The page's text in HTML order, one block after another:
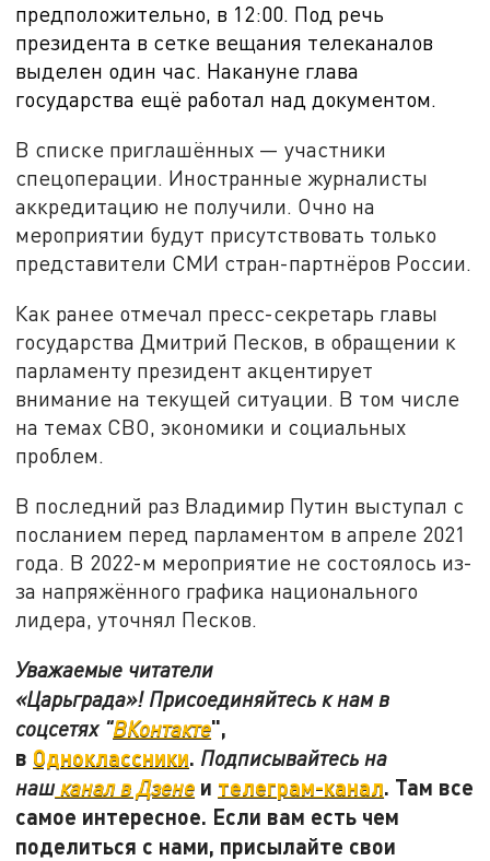
предположительно, в 12:00. Под речь
президента в сетке вещания телеканалов
выделен один час. Накануне глава
государства ещё работал над документом.
В списке приглашённых — участники
спецоперации. Иностранные журналисты
аккредитацию не получили. Очно на
мероприятии будут присутствовать только
представители СМИ стран-партнёров России.
Как ранее отмечал пресс-секретарь главы
государства Дмитрий Песков, в обращении к
парламенту президент акцентирует
внимание на текущей ситуации. В том числе
на темах СВО, экономики и социальных
проблем.
В последний раз Владимир Путин выступал с
посланием перед парламентом в апреле 2021
года. В 2022-м мероприятие не состоялось из-
за напряжённого графика национального
лидера, уточнял Песков.
Уважаемые читатели
«Царьграда»! Присоединяйтесь к нам в
соцсетях "ВКонтакте",
в Одноклассники. Подписывайтесь на
наш канал в Дзене и телеграм-канал. Там все
самое интересное. Если вам есть чем
поделиться с нами, присылайте свои